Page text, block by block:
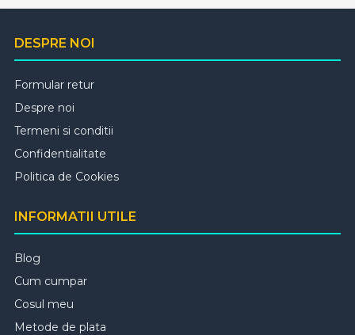
DESPRE NOI
Formular retur
Despre noi
Termeni si conditii
Confidentialitate
Politica de Cookies
INFORMATII UTILE
Blog
Cum cumpar
Cosul meu
Metode de plata